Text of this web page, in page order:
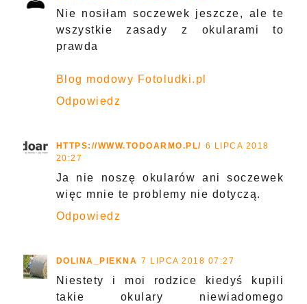
Nie nosiłam soczewek jeszcze, ale te
wszystkie zasady z okularami to
prawda
Blog modowy Fotoludki.pl
Odpowiedz
HTTPS://WWW.TODOARMO.PL/ 6 LIPCA 2018
20:27
Ja nie noszę okularów ani soczewek
więc mnie te problemy nie dotyczą.
Odpowiedz
DOLINA_PIEKNA 7 LIPCA 2018 07:27
Niestety i moi rodzice kiedyś kupili
takie okulary niewiadomego